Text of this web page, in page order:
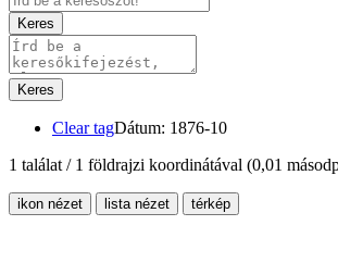
Keres
Keres
Clear tagDátum: 1876-10
1 találat / 1 földrajzi koordinátával (0,01
ikon nézet lista nézet térkép